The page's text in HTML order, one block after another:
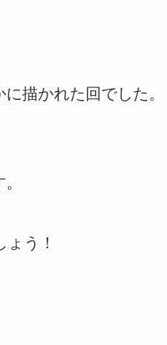
描かれた回でした。
う！